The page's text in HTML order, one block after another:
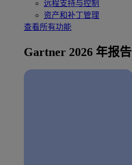
远程支持与控制
资产和补丁管理
查看所有功能
Gartner 2026 年报告